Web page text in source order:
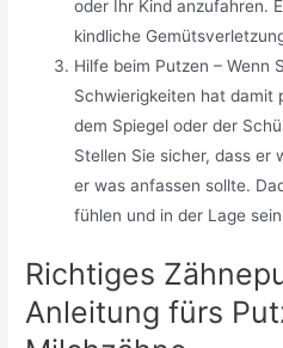
oder Ihr Kind anzufahren.
kindliche
Hilfe beim Putzen – Wenn
Schwierigkeiten hat damit
dem Spiegel oder der
Stellen Sie sicher, dass er
er was anfassen sollte.
fühlen und in der Lage
Richtiges
Anleitung fürs